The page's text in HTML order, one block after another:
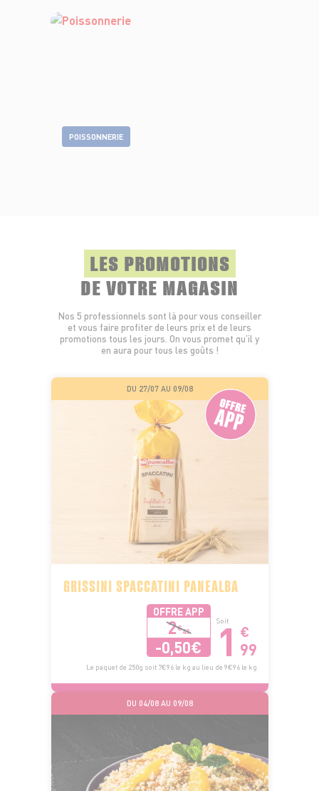
POISSONNERIE
LES PROMOTIONS
DE VOTRE MAGASIN
Nos 5 professionnels sont là pour vous conseiller
et vous faire profiter de leurs prix et de leurs
promotions tous les jours. On vous promet qu’il y
en aura pour tous les goûts !
DU 27/07 AU 09/08
GRISSINI SPACCATINI PANEALBA
OFFRE APP
2€49
-0,50€
Soit
1 €
99
Le paquet de 250g soit 7€96 le kg au lieu de 9€96 le kg
DU 04/08 AU 09/08